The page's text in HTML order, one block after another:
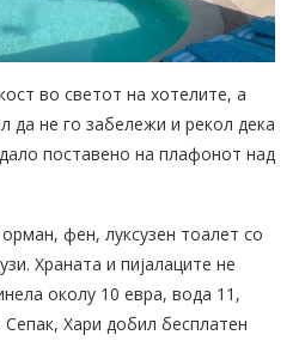
во светот на хотелите, а
не го забележи и рекол дека
поставено на плафонот над
фен, луксузен тоалет со
Храната и пијалаците не
околу 10 евра, вода 11,
Хари добил бесплатен